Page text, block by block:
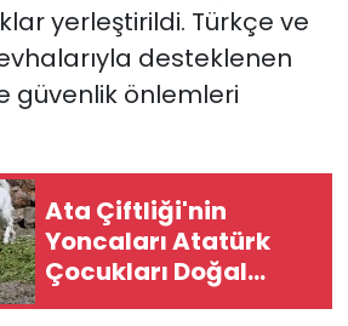
yerleştirildi. Türkçe ve
desteklenen
güvenlik önlemleri
Ata Çiftliği'nin
Yoncaları Atatürk
Çocukları Doğal
Yaşam Parkı